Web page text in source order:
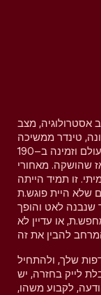
אסטרולוגיה, מצב
טינדר ממשיכה
להיות אפליקציית הדייטינג הפופולרית בעולם וזמינה ב–190
מאז שהושקה. מאחורי
זו תמיד הייתה
שלא היית פוגש.ת
שנבנה לאט והופך
או עדיין לא
שלך, ולהתחיל
לייק בחזרה, יש
לקבוע משהו,